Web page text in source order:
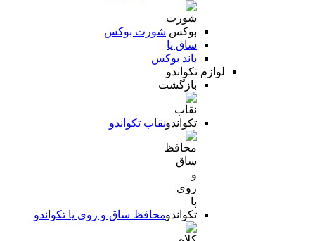
شورت بوکس
ساق پا
باند بوکس
لوازم تکواندو
بازگشت
نقاب تکواندو
محافظ ساق و روی پا تکواندو